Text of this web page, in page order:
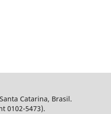
Catarina, Brasil.
0102-5473).